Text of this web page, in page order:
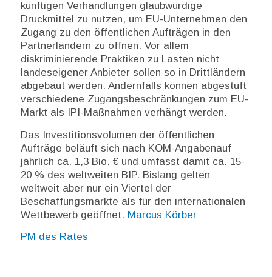
künftigen Verhandlungen glaubwürdige
Druckmittel zu nutzen, um EU-Unternehmen den
Zugang zu den öffentlichen Aufträgen in den
Partnerländern zu öffnen. Vor allem
diskriminierende Praktiken zu Lasten nicht
landeseigener Anbieter sollen so in Drittländern
abgebaut werden. Andernfalls können abgestuft
verschiedene Zugangsbeschränkungen zum EU-
Markt als IPI-Maßnahmen verhängt werden.
Das Investitionsvolumen der öffentlichen
Aufträge beläuft sich nach KOM-Angabenauf
jährlich ca. 1,3 Bio. € und umfasst damit ca. 15-
20 % des weltweiten BIP. Bislang gelten
weltweit aber nur ein Viertel der
Beschaffungsmärkte als für den internationalen
Wettbewerb geöffnet. Marcus Körber
PM des Rates